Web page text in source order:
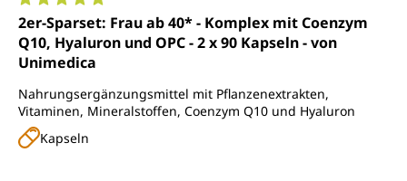
Durchschnittliche Bewertung von 5 von 5 Sternen
2er-Sparset: Frau ab 40* - Komplex mit Coenzym
Q10, Hyaluron und OPC - 2 x 90 Kapseln - von
Unimedica
Nahrungsergänzungsmittel mit Pflanzenextrakten,
Vitaminen, Mineralstoffen, Coenzym Q10 und Hyaluron
Kapseln